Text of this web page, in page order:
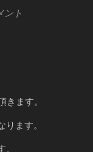
ント
ます。
ます。